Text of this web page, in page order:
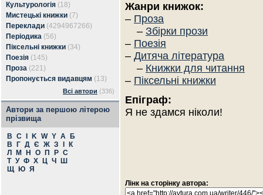
Культурологія (18)
Мистецькі книжки (7)
Переклади (4294967266)
Періодика (56)
Піксельні книжки (34)
Поезія (145)
Проза (221)
Пропонується видавцям (13)
Всі автори (336)
Автори за першою літерою
прізвища
B C K W Y А
Б
В
Г Д Є Ж З
К
Л
М Н О П Р С
Т У Ф Х Ц Ч
Ш
Щ
Ю Я
Жанри книжок:
– Проза
– Збірки прози
– Поезія
– Дитяча література
– Книжки для читання
– Піксельні книжки
Епіграф:
Я не здамся ніколи!
Лінк на сторінку автора: